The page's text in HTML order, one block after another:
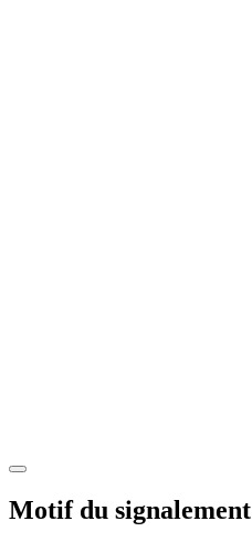
Motif du signalement